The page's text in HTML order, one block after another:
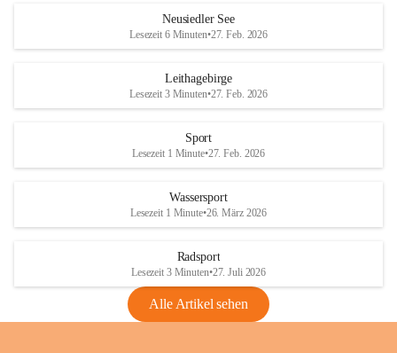
S
und den daraus folgenden wirtschaftlichen
Maßnahmen zur Bekämpfung
Rebe und der Amerikanischen
Anhang VBl. EU Nr. 18
1 Seite•1,4 MB
VBl. EU Nr. 18_2026
r
S
Neusiedler See
Lesezeit 6 Minuten•27. Feb. 2026
Leithagebirge
Lesezeit 3 Minuten•27. Feb. 2026
Sport
Lesezeit 1 Minute•27. Feb. 2026
Wassersport
Lesezeit 1 Minute•26. März 2026
Radsport
Lesezeit 3 Minuten•27. Juli 2026
Alle Artikel sehen